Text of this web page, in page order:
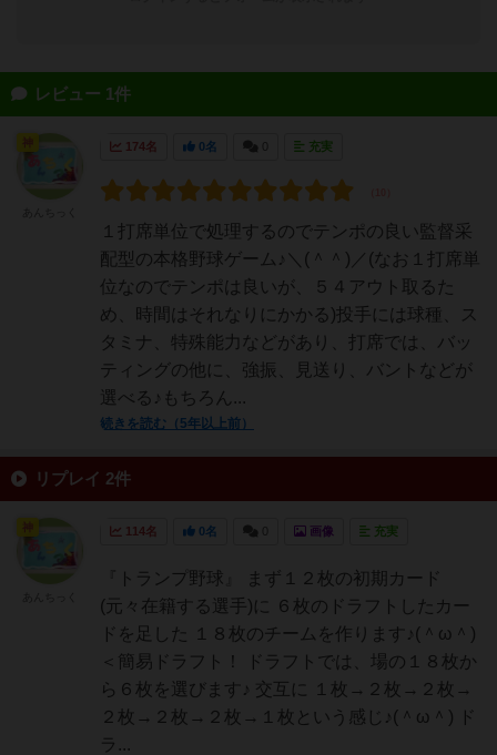
レビュー 1件
174名 0名 充実
１打席単位で処理するのでテンポの良い監督采
配型の本格野球ゲーム♪＼(＾＾)／(なお１打席単
位なのでテンポは良いが、５４アウト取るた
め、時間はそれなりにかかる)投手には球種、ス
タミナ、特殊能力などがあり、打席では、バッ
ティングの他に、強振、見送り、バントなどが
選べる♪もちろん...
続きを読む（5年以上前）
神
リプレイ 2件
114名 0名 画像 充実
『トランプ野球』 まず１２枚の初期カード
(元々在籍する選手)に ６枚のドラフトしたカー
ドを足した １８枚のチームを作ります♪(＾ω＾)
＜簡易ドラフト！ ドラフトでは、場の１８枚か
ら６枚を選びます♪ 交互に １枚→２枚→２枚→
２枚→２枚→２枚→１枚という感じ♪(＾ω＾) ド
ラ...
神